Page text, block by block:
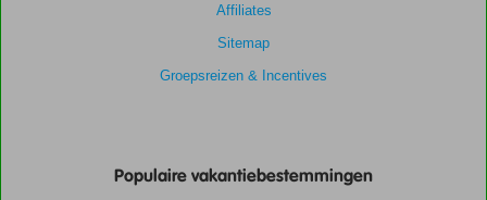
Affiliates
Sitemap
Groepsreizen & Incentives
Populaire vakantiebestemmingen